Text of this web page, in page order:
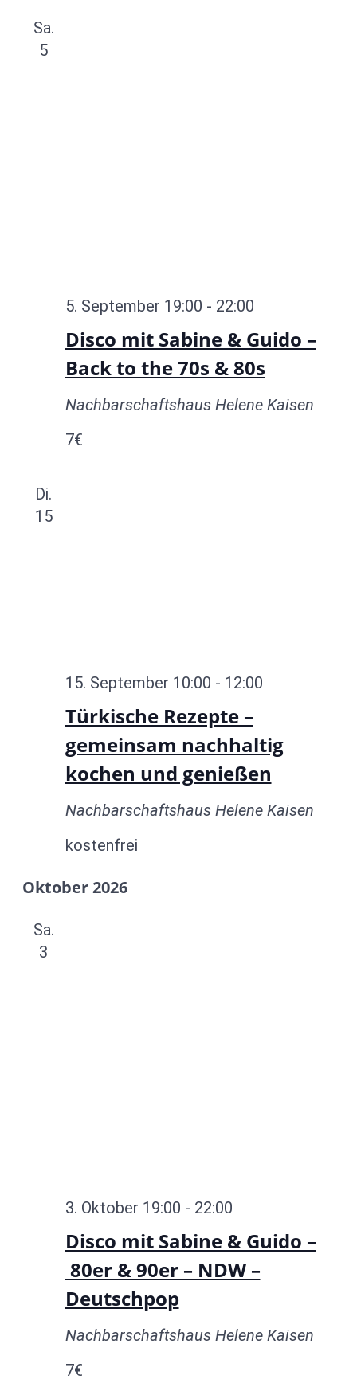
Sa.
5
Disco mit Sabine & Guido –
Back to the 70s & 80s
5. September 19:00 - 22:00
Nachbarschaftshaus Helene Kaisen
7€
Di.
15
Türkische Rezepte –
gemeinsam nachhaltig
kochen und genießen
15. September 10:00 - 12:00
Nachbarschaftshaus Helene Kaisen
kostenfrei
Oktober 2026
Sa.
3
Disco mit Sabine & Guido –
80er & 90er – NDW –
Deutschpop
3. Oktober 19:00 - 22:00
Nachbarschaftshaus Helene Kaisen
7€